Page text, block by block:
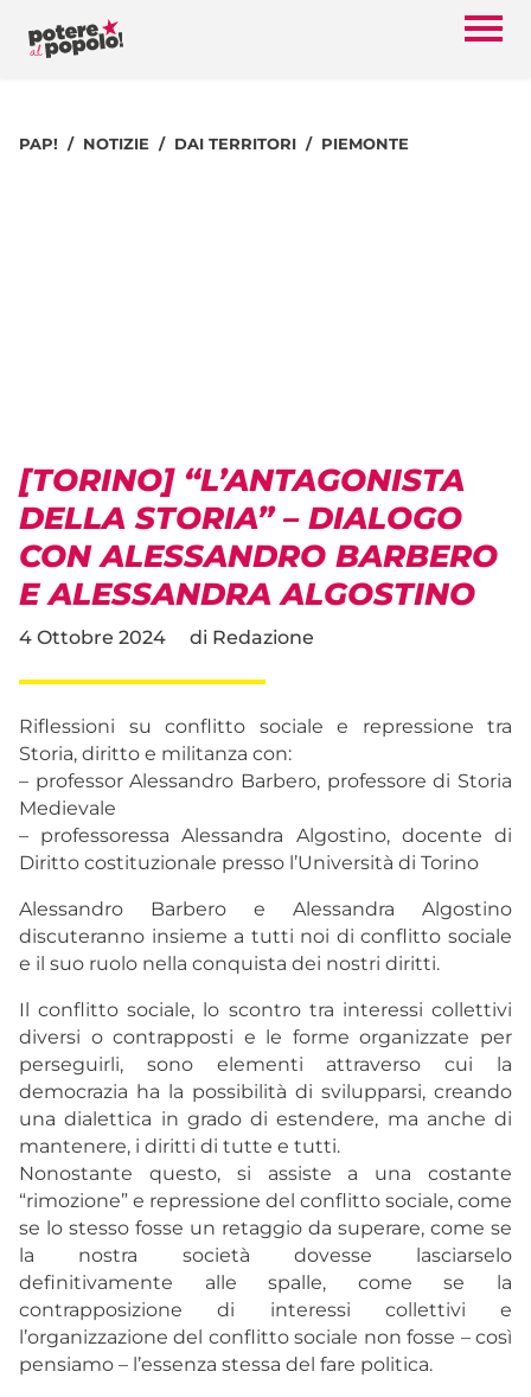
PAP! NOTIZIE DAI TERRITORI PIEMONTE
[TORINO] “L’ANTAGONISTA
DELLA STORIA” – DIALOGO
CON ALESSANDRO BARBERO
E ALESSANDRA ALGOSTINO
4 Ottobre 2024 di Redazione
Riflessioni su conflitto sociale e repressione tra
Storia, diritto e militanza con:
– professor Alessandro Barbero, professore di Storia
Medievale
– professoressa Alessandra Algostino, docente di
Diritto costituzionale presso l’Università di Torino
Alessandro Barbero e Alessandra Algostino
discuteranno insieme a tutti noi di conflitto sociale
e il suo ruolo nella conquista dei nostri diritti.
Il conflitto sociale, lo scontro tra interessi collettivi
diversi o contrapposti e le forme organizzate per
perseguirli, sono elementi attraverso cui la
democrazia ha la possibilità di svilupparsi, creando
una dialettica in grado di estendere, ma anche di
mantenere, i diritti di tutte e tutti.
Nonostante questo, si assiste a una costante
“rimozione” e repressione del conflitto sociale, come
se lo stesso fosse un retaggio da superare, come se
la nostra società dovesse lasciarselo
definitivamente alle spalle, come se la
contrapposizione di interessi collettivi e
l’organizzazione del conflitto sociale non fosse – così
pensiamo – l’essenza stessa del fare politica.